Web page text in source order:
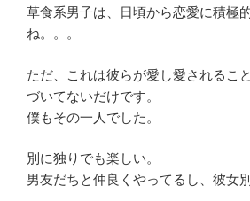
草食系男子は、日頃から恋愛に積極
ね。。。
ただ、
これは彼らが愛し愛されるこ
づいてないだけです。
僕もその一人でした。
別に独りでも楽しい。
男友だちと仲良くやってるし、彼女